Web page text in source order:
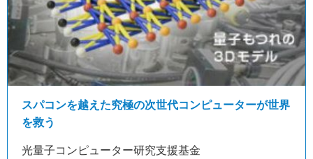
スパコンを越えた究極の次世代コンピューターが世界
を救う
光量子コンピューター研究支援基金